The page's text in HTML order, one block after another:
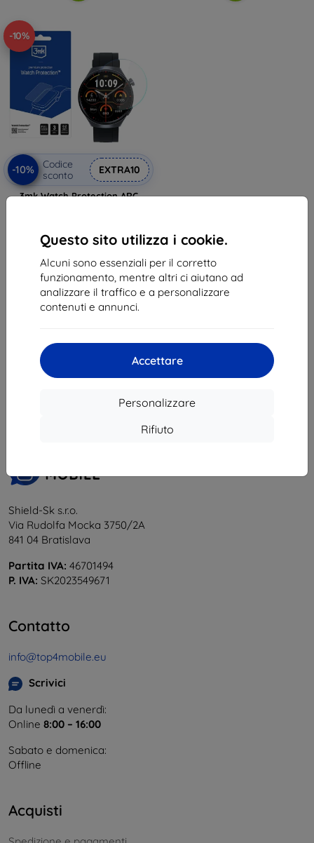
Questo sito utilizza i cookie.
Alcuni sono essenziali per il corretto
funzionamento, mentre altri ci aiutano ad
analizzare il traffico e a personalizzare
contenuti e annunci.
Accettare
Personalizzare
Rifiuto
-10%
-10%
Codice
sconto
EXTRA10
3mk Watch Protection ARC
10,71 €
In magazzino > 5 pz
del totale
Shield-Sk s.r.o.
Via Rudolfa Mocka 3750/2A
841 04 Bratislava
Partita IVA: 46701494
P. IVA: SK2023549671
Contatto
info@top4mobile.eu
Scrivici
Da lunedì a venerdì:
Online 8:00 – 16:00
Sabato e domenica:
Offline
Acquisti